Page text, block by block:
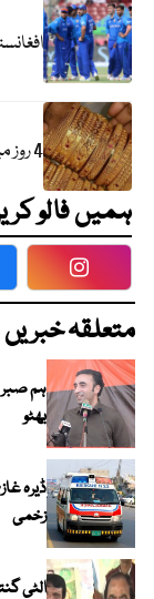
افغانستان 2027 ورلڈ کپ کے
4 روز میں سونے کی قیمت میں بڑا اضافہ
ہمیں فالو
متعلقہ خبریں
ہم صبر
بھٹو
زخمی
الٹی